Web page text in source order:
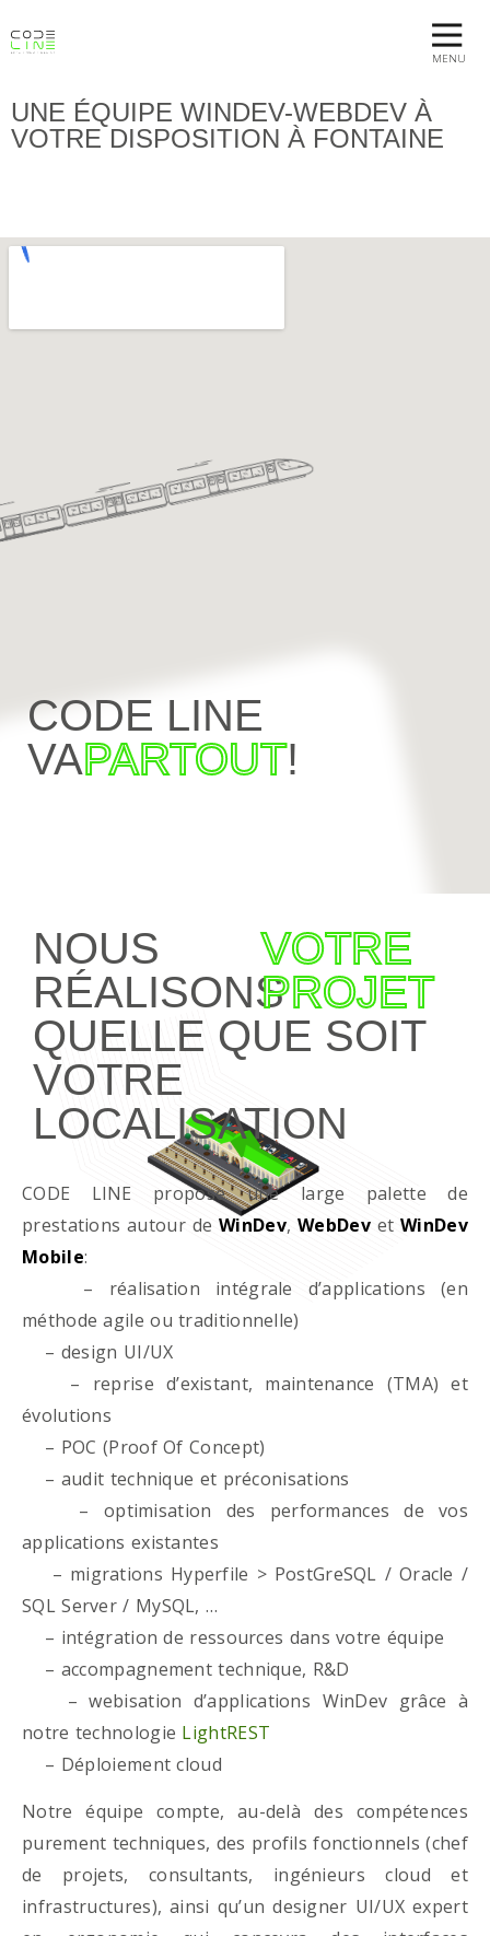
MENU
UNE ÉQUIPE WINDEV-WEBDEV À
VOTRE DISPOSITION À FONTAINE
CODE LINE
VAPARTOUT!
NOUS
RÉALISONS
VOTRE
PROJET
QUELLE QUE SOIT
VOTRE
LOCALISATION
CODE LINE propose une large palette de
prestations autour deWinDev,WebDevet WinDev
Mobile:
– réalisation intégrale d’applications (en
méthode agile ou traditionnelle)
– design UI/UX
– reprise d’existant, maintenance (TMA) et
évolutions
– POC (Proof Of Concept)
– audit technique et préconisations
– optimisation des performances de vos
applications existantes
– migrations Hyperfile > PostGreSQL / Oracle /
SQL Server / MySQL, …
– intégration de ressources dans votre équipe
– accompagnement technique, R&D
– webisation d’applications WinDev grâce à
notre technologie LightREST
– Déploiement cloud
Notre équipe compte, au-delà des compétences
purement techniques, des profils fonctionnels (chef
de projets, consultants, ingénieurs cloud et
infrastructures), ainsi qu’un designer UI/UX expert